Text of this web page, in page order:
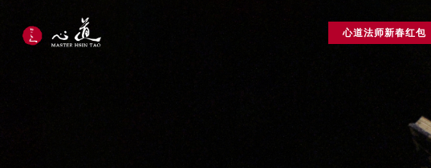
心道法师新春红包